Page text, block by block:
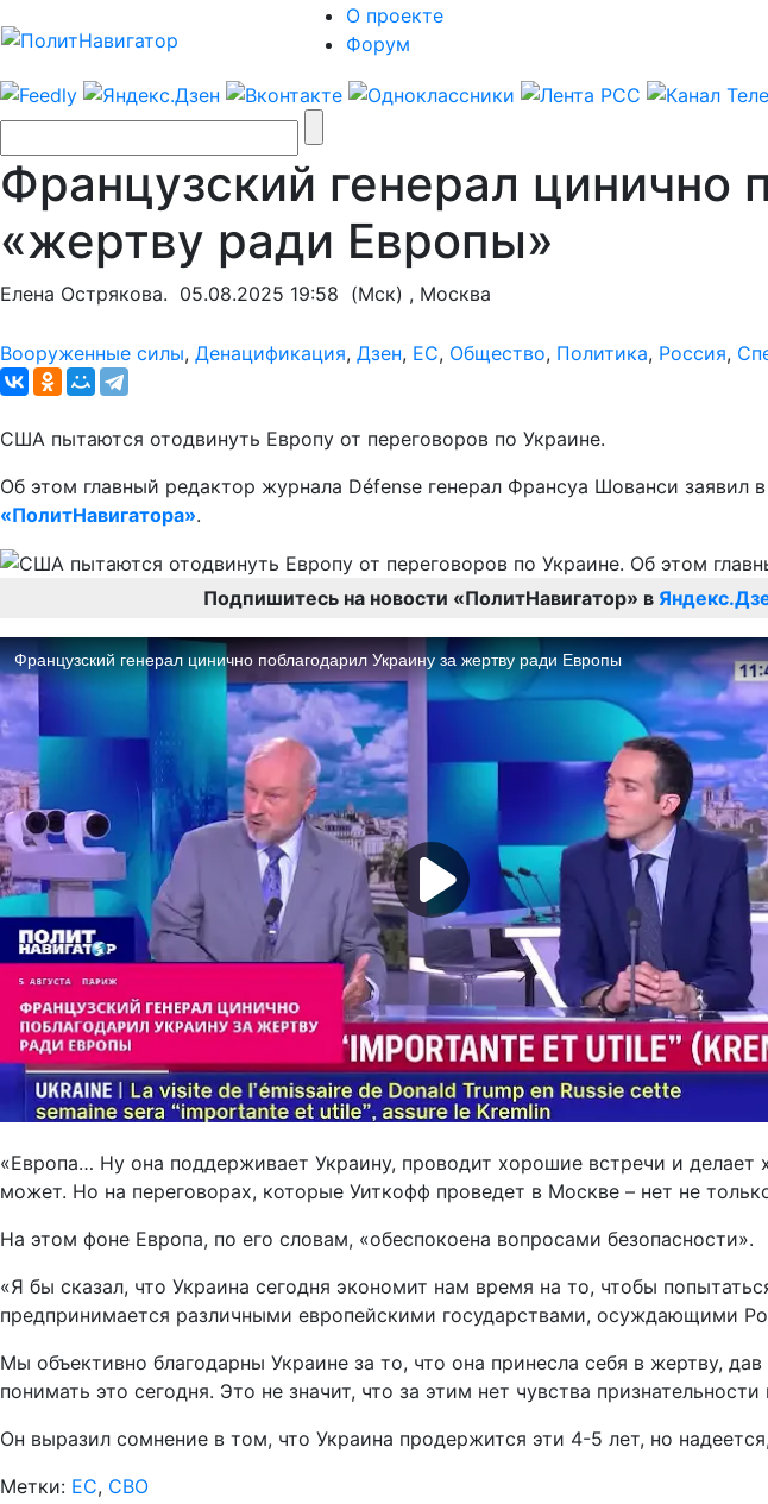
О проекте
Форум
Французский генерал цинично
«жертву ради Европы»
Елена Острякова. 05.08.2025 19:58 (Мск) , Москва
Вооруженные силы, Денацификация, Дзен, ЕС, Общество, Политика, Россия,
США пытаются отодвинуть Европу от переговоров по Украине.
Об этом главный редактор журнала Défense генерал Франсуа Шованси заявил
«ПолитНавигатора».
Подпишитесь на новости «ПолитНавигатор» в
«Европа… Ну она поддерживает Украину, проводит хорошие встречи и
может. Но на переговорах, которые Уиткофф проведет в Москве – нет не
На этом фоне Европа, по его словам, «обеспокоена вопросами безопасности».
«Я бы сказал, что Украина сегодня экономит нам время на то, чтобы
предпринимается различными европейскими государствами, осуждающими
Мы объективно благодарны Украине за то, что она принесла себя в жертву,
понимать это сегодня. Это не значит, что за этим нет чувства
Он выразил сомнение в том, что Украина продержится эти 4-5 лет, но
Метки: ЕС, СВО